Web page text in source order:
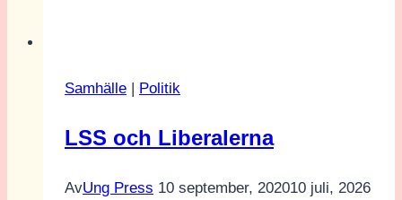
Samhälle | Politik
LSS och Liberalerna
AvUng Press 10 september, 202010 juli, 2026